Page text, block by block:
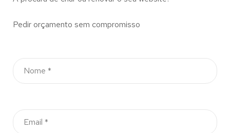
Pedir orçamento sem compromisso